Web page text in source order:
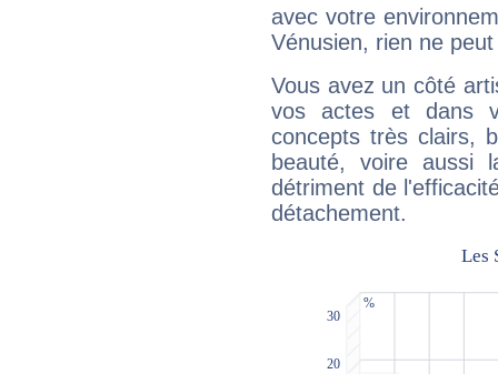
avec votre
Vénusien, rien ne
Vous avez un côté
vos actes et dans
concepts très clairs,
beauté, voire aussi
détriment de
détachement.